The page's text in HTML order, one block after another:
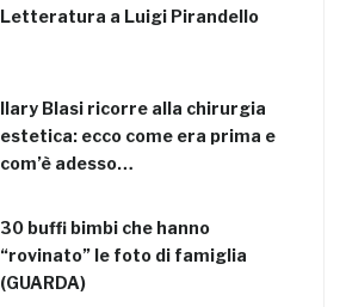
Letteratura a Luigi Pirandello
Ilary Blasi ricorre alla chirurgia
estetica: ecco come era prima e
com’è adesso…
30 buffi bimbi che hanno
“rovinato” le foto di famiglia
(GUARDA)